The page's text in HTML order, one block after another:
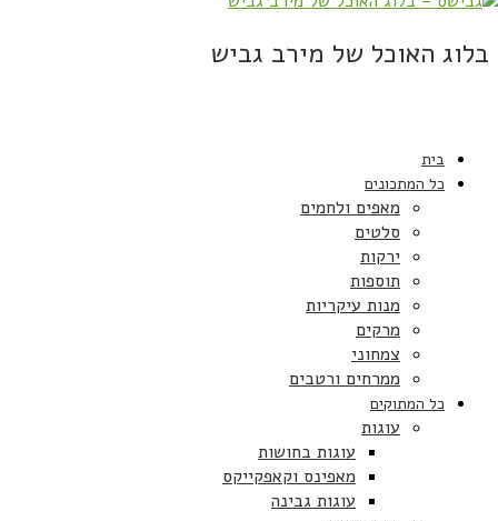
בלוג האוכל של מירב גביש
בית
כל המתכונים
מאפים ולחמים
סלטים
ירקות
תוספות
מנות עיקריות
מרקים
צמחוני
ממרחים ורטבים
כל המתוקים
עוגות
עוגות בחושות
מאפינס וקאפקייקס
עוגות גבינה